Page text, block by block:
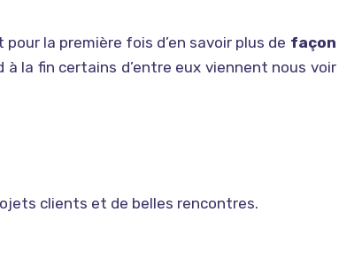
la première fois d’en savoir plus de façon
à la fin certains d’entre eux viennent nous voir
clients et de belles rencontres.